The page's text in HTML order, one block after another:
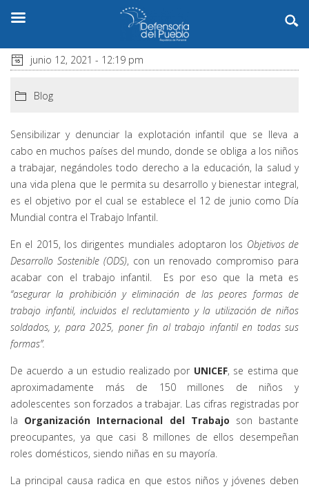
junio 12, 2021 - 12:19 pm
Blog
Sensibilizar y denunciar la explotación infantil que se lleva a
cabo en muchos países del mundo, donde se obliga a los niños
a trabajar, negándoles todo derecho a la educación, la salud y
una vida plena que le permita su desarrollo y bienestar integral,
es el objetivo por el cual se establece el 12 de junio como Día
Mundial contra el Trabajo Infantil.
En el 2015, los dirigentes mundiales adoptaron los Objetivos de
Desarrollo Sostenible (ODS), con un renovado compromiso para
acabar con el trabajo infantil. Es por eso que la meta es
“asegurar la prohibición y eliminación de las peores formas de
trabajo infantil, incluidos el reclutamiento y la utilización de niños
soldados, y, para 2025, poner fin al trabajo infantil en todas sus
formas”.
De acuerdo a un estudio realizado por UNICEF, se estima que
aproximadamente más de 150 millones de niños y
adolescentes son forzados a trabajar. Las cifras registradas por
la Organización Internacional del Trabajo son bastante
preocupantes, ya que casi 8 millones de ellos desempeñan
roles domésticos, siendo niñas en su mayoría.
La principal causa radica en que estos niños y jóvenes deben